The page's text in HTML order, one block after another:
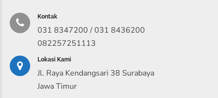
Kontak
031 8347200 / 031 8436200
082257251113
Lokasi Kami
Jl. Raya Kendangsari 38 Surabaya
Jawa Timur